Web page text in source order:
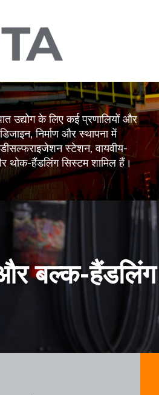
उद्योग के लिए कई प्रणालियों और
निर्माण और स्थापना में
स्टेशन, वायवीय-
हैंडलिंग सिस्टम शामिल हैं।
बल्क-